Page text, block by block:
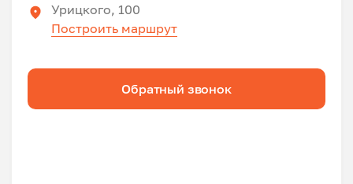
Урицкого, 100
Построить маршрут
Обратный звонок